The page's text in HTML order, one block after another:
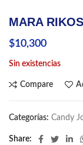
MARA
$10,300
Sin existencias
Compare
Categorías: Candy
Share